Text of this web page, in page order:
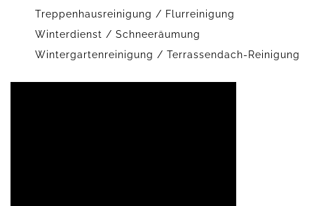
Treppenhausreinigung / Flurreinigung
Winterdienst / Schneeräumung
Wintergartenreinigung / Terrassendach-Reinigung